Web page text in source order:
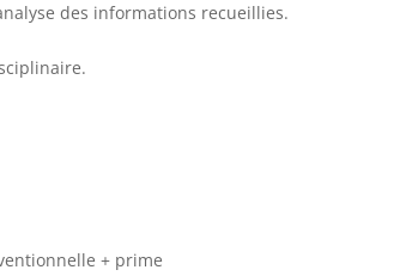
des informations recueillies.
+ prime